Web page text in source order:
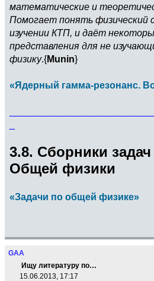
математические и
Помогает понять физический
изучении КТП, и даёт
представления для не
физику.{Munin}
«Ядерный гамма-резонанс.
3.8. Сборники
Общей физики
«Задачи по общей физике»
GAA
Ищу литературу по…
15.06.2013, 17:17